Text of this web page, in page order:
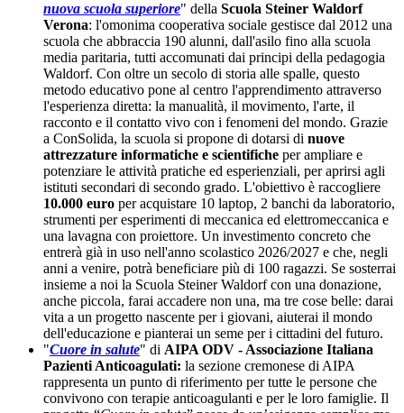
nuova scuola superiore" della Scuola Steiner Waldorf
Verona: l'omonima cooperativa sociale gestisce dal 2012 una
scuola che abbraccia 190 alunni, dall'asilo fino alla scuola
media paritaria, tutti accomunati dai principi della pedagogia
Waldorf. Con oltre un secolo di storia alle spalle, questo
metodo educativo pone al centro l'apprendimento attraverso
l'esperienza diretta: la manualità, il movimento, l'arte, il
racconto e il contatto vivo con i fenomeni del mondo. Grazie
a ConSolida, la scuola si propone di dotarsi di nuove
attrezzature informatiche e scientifiche per ampliare e
potenziare le attività pratiche ed esperienziali, per aprirsi agli
istituti secondari di secondo grado. L'obiettivo è raccogliere
10.000 euro per acquistare 10 laptop, 2 banchi da laboratorio,
strumenti per esperimenti di meccanica ed elettromeccanica e
una lavagna con proiettore. Un investimento concreto che
entrerà già in uso nell'anno scolastico 2026/2027 e che, negli
anni a venire, potrà beneficiare più di 100 ragazzi. Se sosterrai
insieme a noi la Scuola Steiner Waldorf con una donazione,
anche piccola, farai accadere non una, ma tre cose belle: darai
vita a un progetto nascente per i giovani, aiuterai il mondo
dell'educazione e pianterai un seme per i cittadini del futuro.
"Cuore in salute" di AIPA ODV - Associazione Italiana
Pazienti Anticoagulati: la sezione cremonese di AIPA
rappresenta un punto di riferimento per tutte le persone che
convivono con terapie anticoagulanti e per le loro famiglie. Il